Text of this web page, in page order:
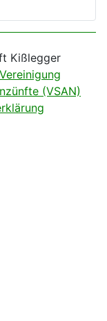
Kißlegger
Vereinigung
(VSAN)